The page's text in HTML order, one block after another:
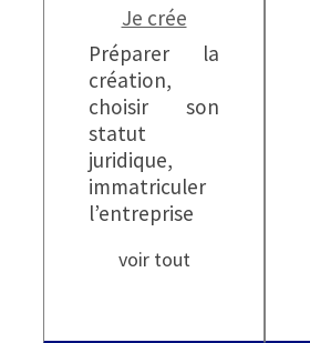
Je crée
Préparer la
création,
choisir son
statut
juridique,
immatriculer
l’entreprise
voir tout